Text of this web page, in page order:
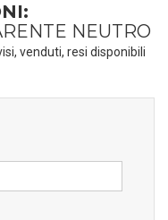
NEUTRO
venduti, resi disponibili